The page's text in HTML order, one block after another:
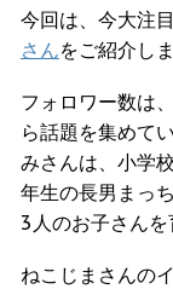
今回は、今大注
さんをご紹介し
フォロワー数は
ら話題を集めて
みさんは、小学
年生の長男まっ
3人のお子さんを
ねこじまさんの